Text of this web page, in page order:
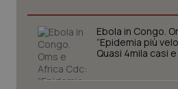
Ebola in Congo.
“Epidemia più
Quasi 4mila casi